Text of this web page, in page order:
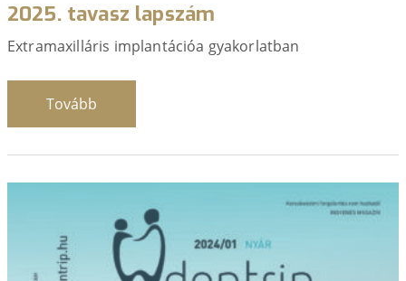
2025. tavasz lapszám
Extramaxilláris implantációa gyakorlatban
Tovább